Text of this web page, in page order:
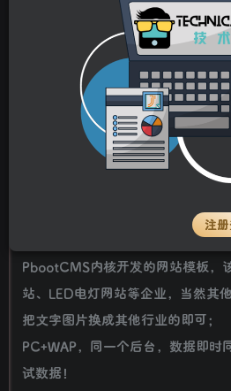
立即购买
您当前未登录！建议
stalker
2年前更新
(自适应手机端)pbootcms响应式
PbootCMS内核开发的网站模板，
站、LED电灯网站等企业，当然其
把文字图片换成其他行业的即可；
PC+WAP，同一个后台，数据即时
试数据！
注